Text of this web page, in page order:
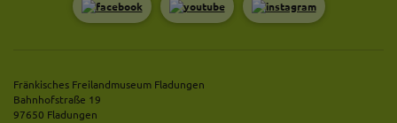
Fränkisches Freilandmuseum Fladungen
Bahnhofstraße 19
97650 Fladungen